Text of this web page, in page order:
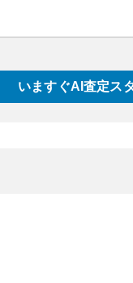
いますぐAI査定ス